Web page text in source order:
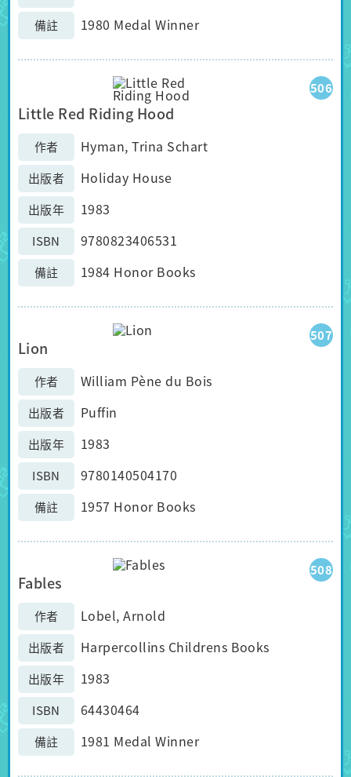
備註 1980 Medal Winner
506
Little Red Riding Hood
作者 Hyman, Trina Schart
出版者 Holiday House
出版年 1983
ISBN 9780823406531
備註 1984 Honor Books
507
Lion
作者 William Pène du Bois
出版者 Puffin
出版年 1983
ISBN 9780140504170
備註 1957 Honor Books
508
Fables
作者 Lobel, Arnold
出版者 Harpercollins Childrens Books
出版年 1983
ISBN 64430464
備註 1981 Medal Winner